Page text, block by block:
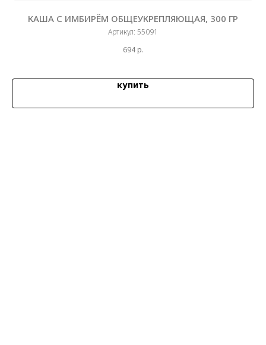
КАША С ИМБИРЁМ ОБЩЕУКРЕПЛЯЮЩАЯ, 300 ГР
Артикул: 55091
694 р.
купить